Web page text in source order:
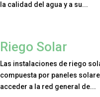
la calidad del agua y a su...
Riego Solar
Las instalaciones de riego
compuesta por paneles
acceder a la red general de...